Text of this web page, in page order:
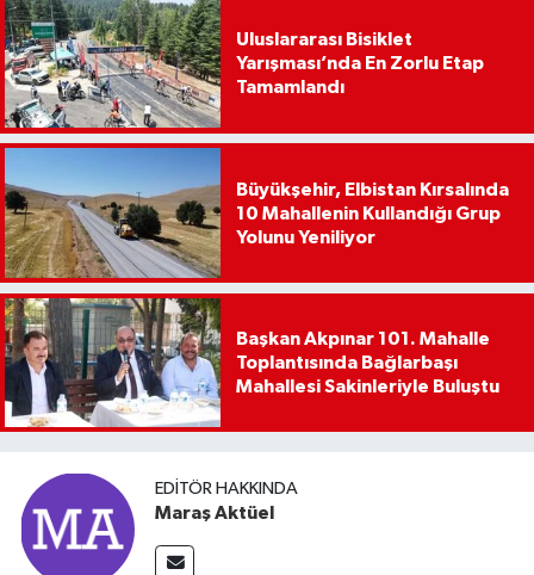
Uluslararası Bisiklet
Yarışması’nda En Zorlu Etap
Tamamlandı
Büyükşehir, Elbistan Kırsalında
10 Mahallenin Kullandığı Grup
Yolunu Yeniliyor
Başkan Akpınar 101. Mahalle
Toplantısında Bağlarbaşı
Mahallesi Sakinleriyle Buluştu
EDITÖR HAKKINDA
Maraş Aktüel